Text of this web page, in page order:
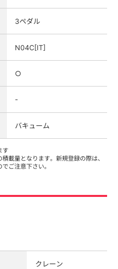
3ペダル
N04C[IT]
○
-
バキューム
す
載量となります。新規登録の際は、
ご注意下さい。
クレーン